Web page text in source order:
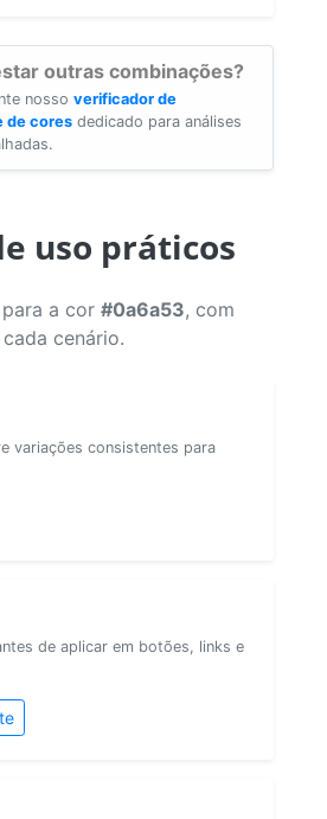
outras combinações?
nosso verificador de
de cores dedicado para análises
uso práticos
a cor #0a6a53, com
cenário.
variações consistentes para
de aplicar em botões, links e